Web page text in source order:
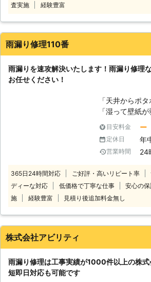
たいとお考え
き。 ・天井や
き。 ・以前に
になったとき
はなく、施工
長いお付き合
ます。 そのた
いたします。
ライフへ、屋根
査実施
経験豊富
雨漏り修理110番
雨漏りを速攻解決いたします！雨漏り修理
お任せください！
「天井からポ
「湿って壁紙
降った後にカビ臭
修理110番は、
悩みに対応させ
す。 雨漏りは放っておくと、屋根を
しまいます。 雨漏りの疑わしい症状
があったら、す
もらい早期解決し
で、雨漏りが
付けています
を発見したら
目安料金 ー
定休日 年
営業時間 24
365日24時間対応 ご好評・高いリピート率
ディーな対応
低価格で丁寧な仕事 安心の
施
経験豊富 見積り後追加料金無し
株式会社アビリティ
雨漏り修理は工事実績が1000件以上の株
短即日対応も可能です